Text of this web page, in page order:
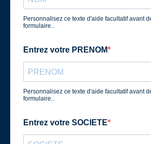
Personnalisez ce texte d'aide facultatif avant
formulaire..
Entrez votre PRENOM
Personnalisez ce texte d'aide facultatif avant
formulaire..
Entrez votre SOCIETE